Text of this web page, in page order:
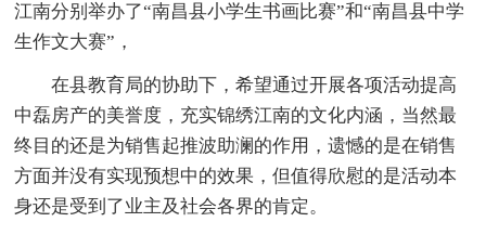
江南分别举办了“南昌县小学生书画比赛”和“南昌县中学
生作文大赛”，
在县教育局的协助下，希望通过开展各项活动提高
中磊房产的美誉度，充实锦绣江南的文化内涵，当然最
终目的还是为销售起推波助澜的作用，遗憾的是在销售
方面并没有实现预想中的效果，但值得欣慰的是活动本
身还是受到了业主及社会各界的肯定。